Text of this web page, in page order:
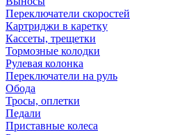
Переключатели скоростей
Картриджи в каретку
Кассеты, трещетки
Тормозные колодки
Рулевая колонка
Переключатели на руль
Обода
Тросы, оплетки
Педали
Приставные колеса